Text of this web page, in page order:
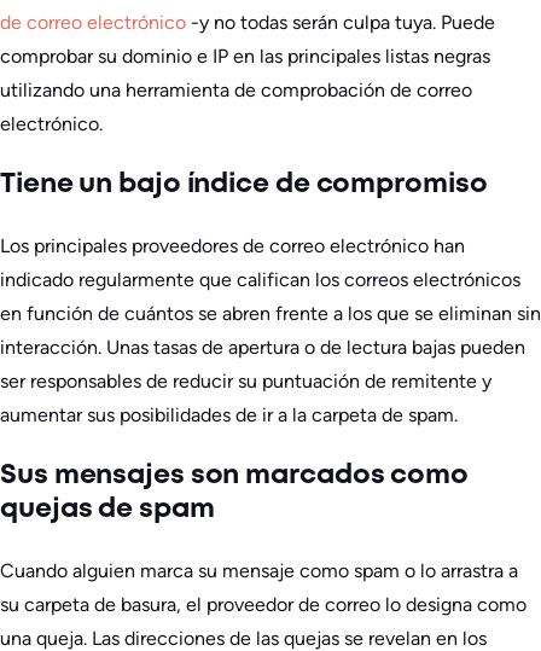
de correo electrónico -y no todas serán culpa tuya. Puede
comprobar su dominio e IP en las principales listas negras
utilizando una herramienta de comprobación de correo
electrónico.
Tiene un bajo índice de compromiso
Los principales proveedores de correo electrónico han
indicado regularmente que califican los correos electrónicos
en función de cuántos se abren frente a los que se eliminan sin
interacción. Unas tasas de apertura o de lectura bajas pueden
ser responsables de reducir su puntuación de remitente y
aumentar sus posibilidades de ir a la carpeta de spam.
Sus mensajes son marcados como
quejas de spam
Cuando alguien marca su mensaje como spam o lo arrastra a
su carpeta de basura, el proveedor de correo lo designa como
una queja. Las direcciones de las quejas se revelan en los